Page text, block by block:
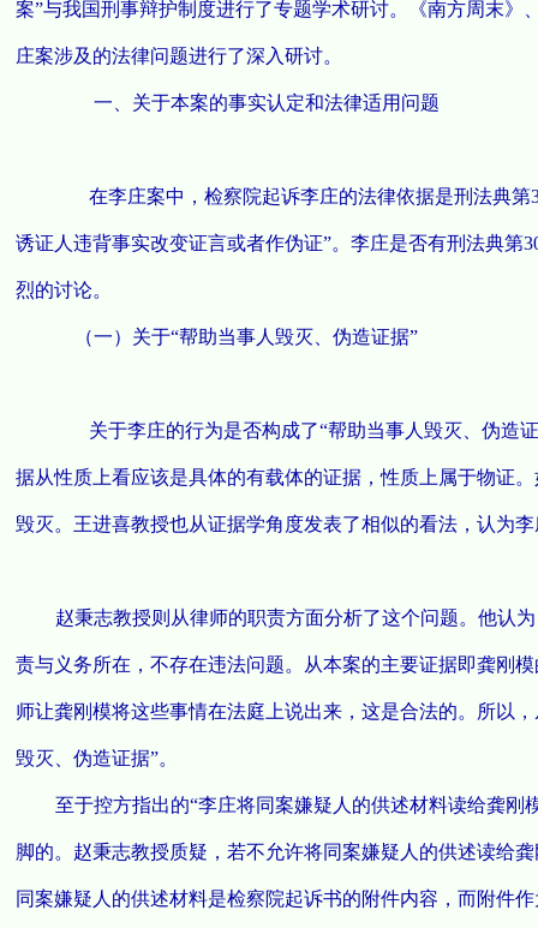
案”与我国刑事辩护制度进行了专题学术研讨。《南方周末
庄案涉及的法律问题进行了深入研讨。
一、关于本案的事实认定和法律适用问题
在李庄案中，检察院起诉李庄的法律依据是刑法典第
诱证人违背事实改变证言或者作伪证”。李庄是否有刑法典
烈的讨论。
（一）关于“帮助当事人毁灭、伪造证据”
关于李庄的行为是否构成了“帮助当事人毁灭、伪造证
据从性质上看应该是具体的有载体的证据，性质上属于物证
毁灭。王进喜教授也从证据学角度发表了相似的看法，认为
赵秉志教授则从律师的职责方面分析了这个问题。他认
责与义务所在，不存在违法问题。从本案的主要证据即龚刚
师让龚刚模将这些事情在法庭上说出来，这是合法的。所以
毁灭、伪造证据”。
至于控方指出的“李庄将同案嫌疑人的供述材料读给龚刚
脚的。赵秉志教授质疑，若不允许将同案嫌疑人的供述读给
同案嫌疑人的供述材料是检察院起诉书的附件内容，而附件